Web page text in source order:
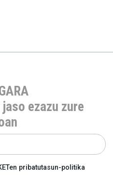
ezazu zure
pribatutasun-politika